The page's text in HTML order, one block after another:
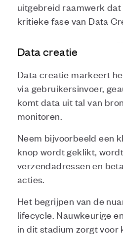
uitgebreid raamwerk
kritieke fase van Data
Data creatie
Data creatie markeert
via gebruikersinvoer,
komt data uit tal van
monitoren.
Neem bijvoorbeeld een
knop wordt geklikt,
verzendadressen en
acties.
Het begrijpen van de
lifecycle. Nauwkeurige
in dit stadium zorgt voor